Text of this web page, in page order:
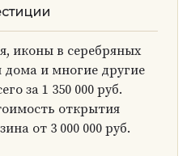
иконы в серебряных
дома и многие другие
за 1 350 000 руб.
открытия
от 3 000 000 руб.